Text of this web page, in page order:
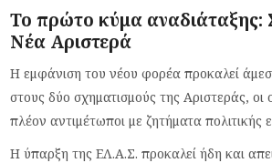
Το πρώτο κύμα αναδιάταξης:
Νέα Αριστερά
Η εμφάνιση του νέου φορέα προκαλεί
στους δύο σχηματισμούς της Αριστεράς, οι
πλέον αντιμέτωποι με ζητήματα πολιτικής
Η ύπαρξη της ΕΛ.Α.Σ. προκαλεί ήδη και